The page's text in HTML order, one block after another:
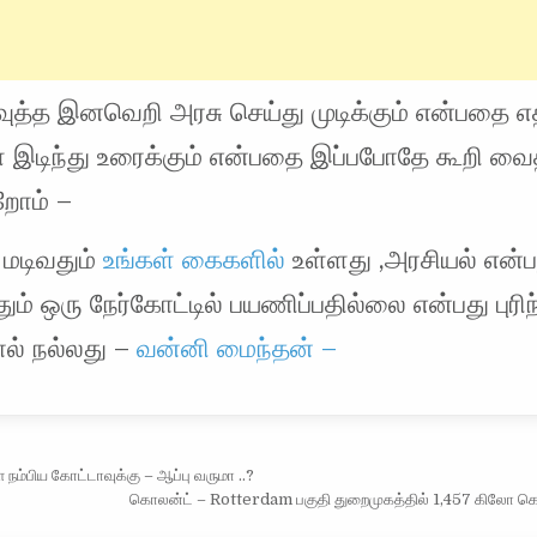
இனவெறி அரசு செய்து முடிக்கும் என்பதை
உரைக்கும் என்பதை இப்பபோதே கூறி
–
உங்கள் கைகளில் உள்ளது ,அரசியல்
ஒரு நேர்கோட்டில் பயணிப்பதில்லை என்பது
நல்லது –வன்னி மைந்தன் –
கோட்டாவுக்கு – ஆப்பு வருமா ..?
கொலன்ட் – Rotterdam பகுதி துறைமுகத்தில் 1,457 கிலோ